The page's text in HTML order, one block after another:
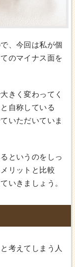
、今回は私が個
のマイナス面を
きく変わってく
自称している
いただいていま
というのをしっ
リットと比較
いきましょう。
考えてしまう人